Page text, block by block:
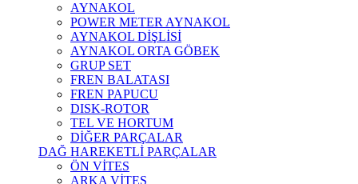
AYNAKOL
POWER METER AYNAKOL
AYNAKOL DİŞLİSİ
AYNAKOL ORTA GÖBEK
GRUP SET
FREN BALATASI
FREN PAPUCU
DISK-ROTOR
TEL VE HORTUM
DİĞER PARÇALAR
DAĞ HAREKETLİ PARÇALAR
ÖN VİTES
ARKA VİTES